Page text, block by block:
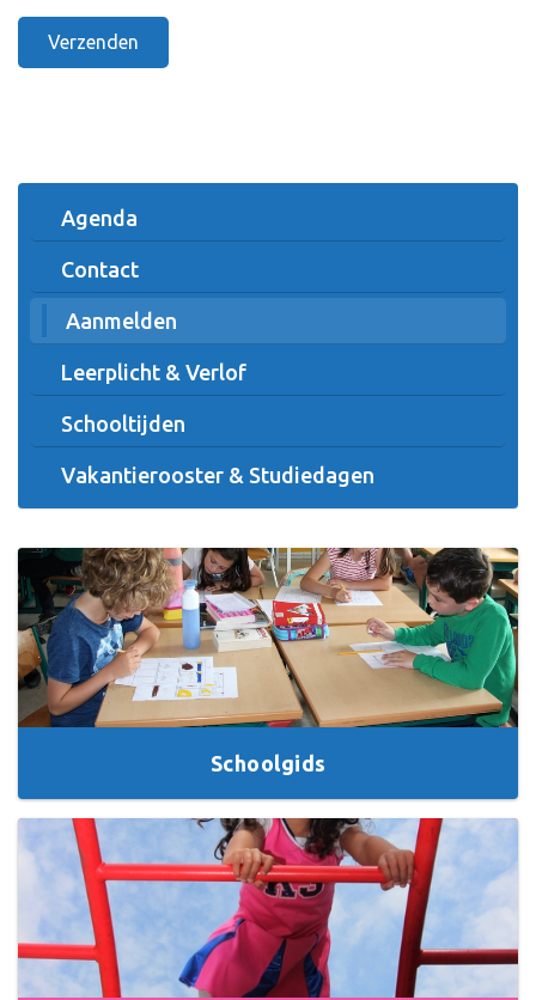
Verzenden
Agenda
Contact
Aanmelden
Leerplicht & Verlof
Schooltijden
Vakantierooster & Studiedagen
Schoolgids